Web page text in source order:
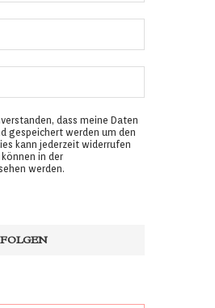
dass meine Daten
gespeichert werden um den
kann jederzeit widerrufen
in der
werden.